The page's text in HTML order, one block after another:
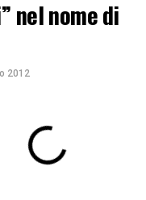
nel nome di
2012